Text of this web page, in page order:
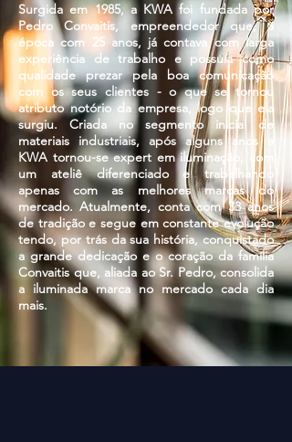
Surgida em 1985, a KWA foi fundada por
Pedro Convaitis, empreendedor que, à
época com 25 anos, já contava com larga
experiência de trabalho e possuía como
qualidade prezar pela boa comunicação
com os seus clientes - o que se tornou
atributo notório da empresa, logo que ela
surgiu. Criada no segmento inicial de
materiais industriais, após alguns anos a
KWA tornou-se expert em iluminação, com
um ateliê diferenciado e trabalhando
apenas com as melhores marcas do
mercado. Atualmente, conta com 33 anos
de tradição e segue em constante evolução
tendo, por trás da sua história, conquistado
a grande dedicação e o coração da família
Convaitis que, aliada ao Sr. Pedro, consolida
a iluminada marca no mercado cada dia
mais.